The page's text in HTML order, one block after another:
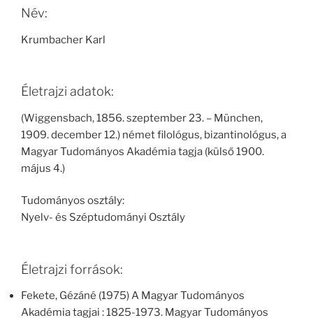
Név:
Krumbacher Karl
Életrajzi adatok:
(Wiggensbach, 1856. szeptember 23. – München,
1909. december 12.) német filológus, bizantinológus, a
Magyar Tudományos Akadémia tagja (külső 1900.
május 4.)
Tudományos osztály:
Nyelv- és Széptudományi Osztály
Életrajzi források:
Fekete, Gézáné (1975) A Magyar Tudományos
Akadémia tagjai : 1825-1973. Magyar Tudományos